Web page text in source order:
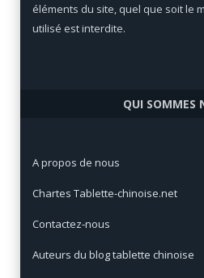
éléments du site, quel que soit le
utilisé est interdite.
QUI SOMMES
A propos de nous
Chartes Tablette-chinoise.net
Contactez-nous
Auteurs du blog tablette chinoise